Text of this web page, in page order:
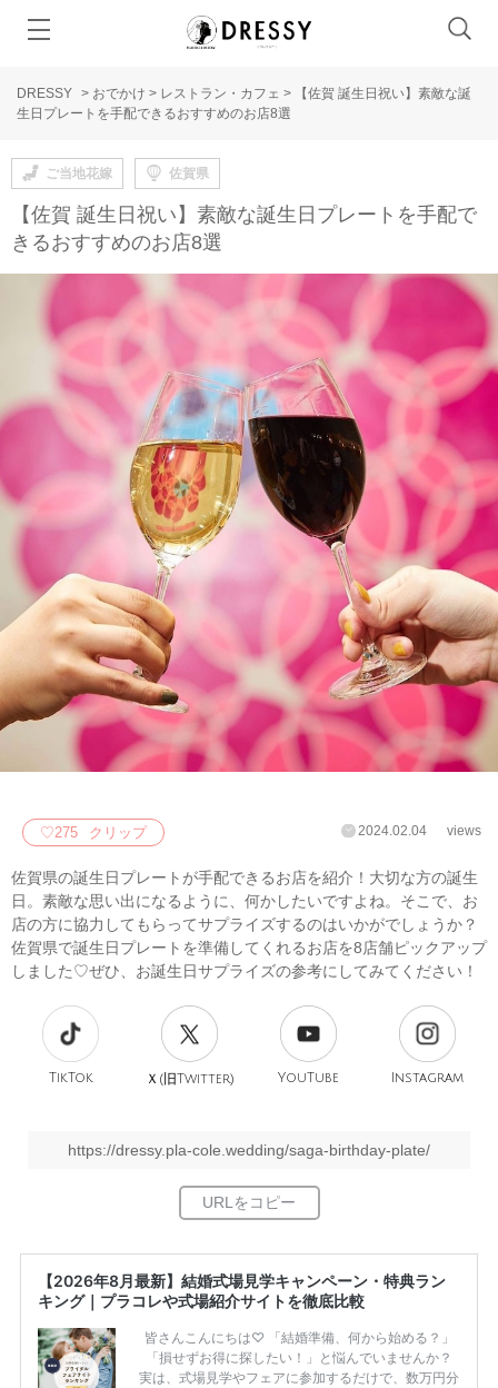
DRESSY > おでかけ > レストラン・カフェ >
【佐賀 誕生日祝い】素敵な誕
生日プレートを手配できるおすすめのお店8選
ご当地花嫁 佐賀県
【佐賀 誕生日祝い】素敵な誕生日プレートを手配で
きるおすすめのお店8選
♡275 クリップ 2024.02.04 views
佐賀県の誕生日プレートが手配できるお店を紹介！大切な方の誕生
日。素敵な思い出になるように、何かしたいですよね。そこで、お
店の方に協力してもらってサプライズするのはいかがでしょうか？
佐賀県で誕生日プレートを準備してくれるお店を8店舗ピックアップ
しました♡ぜひ、お誕生日サプライズの参考にしてみてください！
TikTok Ｘ(旧Twitter) YouTube Instagram
https://dressy.pla-cole.wedding/saga-birthday-plate/
【2026年8月最新】結婚式場見学キャンペーン・特典ラン
キング｜プラコレや式場紹介サイトを徹底比較
皆さんこんにちは♡ 「結婚準備、何から始める？」
「損せずお得に探したい！」と悩んでいませんか？
実は、式場見学やフェアに参加するだけで、数万円分